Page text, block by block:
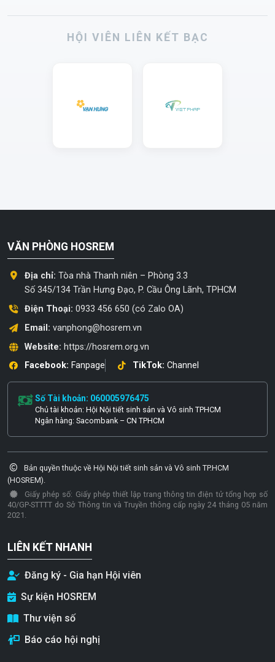
HỘI VIÊN LIÊN KẾT BẠC
VĂN PHÒNG HOSREM
Địa chỉ: Tòa nhà Thanh niên – Phòng 3.3
Số 345/134 Trần Hưng Đạo, P. Cầu Ông Lãnh, TPHCM
Điện Thoại: 0933 456 650 (có Zalo OA)
Email: vanphong@hosrem.vn
Website: https://hosrem.org.vn
Facebook: Fanpage TikTok: Channel
Số Tài khoản: 060005976475
Chủ tài khoản: Hội Nội tiết sinh sản và Vô sinh TPHCM
Ngân hàng: Sacombank – CN TPHCM
Bản quyền thuộc về Hội Nội tiết sinh sản và Vô sinh TP.HCM
(HOSREM).
Giấy phép số: Giấy phép thiết lập trang thông tin điện tử tổng hợp số
40/GP-STTTT do Sở Thông tin và Truyền thông cấp ngày 24 tháng 05 năm
2021.
LIÊN KẾT NHANH
Đăng ký - Gia hạn Hội viên
Sự kiện HOSREM
Thư viện số
Báo cáo hội nghị